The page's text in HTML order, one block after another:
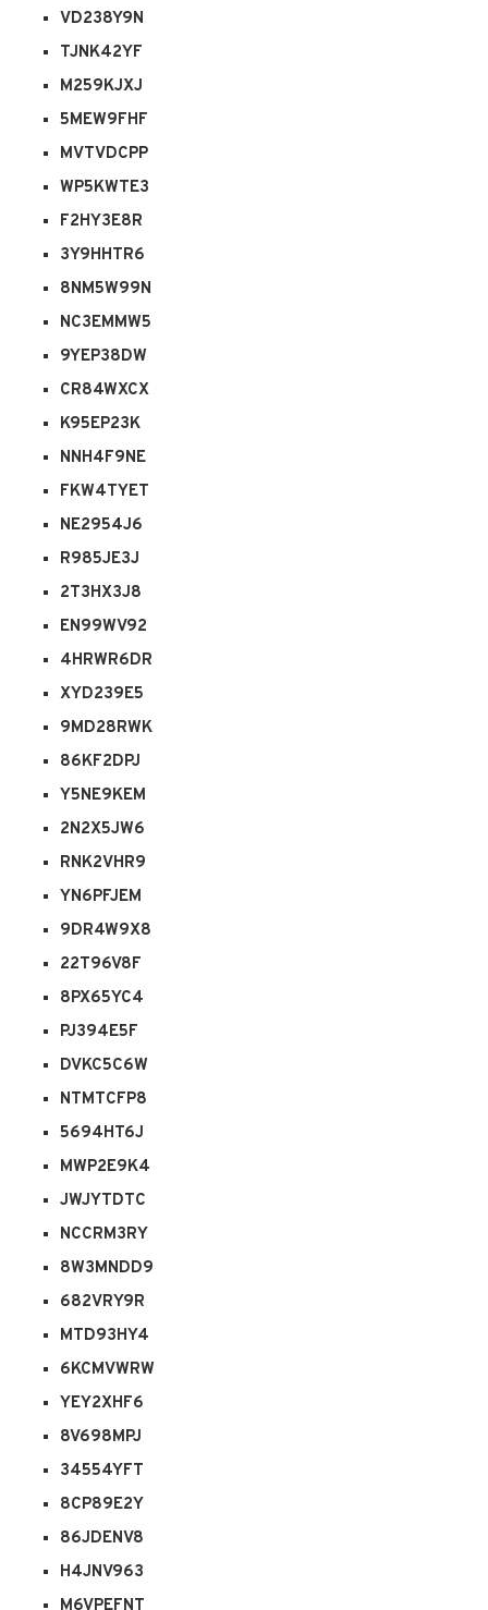
VD238Y9N
TJNK42YF
M259KJXJ
5MEW9FHF
MVTVDCPP
WP5KWTE3
F2HY3E8R
3Y9HHTR6
8NM5W99N
NC3EMMW5
9YEP38DW
CR84WXCX
K95EP23K
NNH4F9NE
FKW4TYET
NE2954J6
R985JE3J
2T3HX3J8
EN99WV92
4HRWR6DR
XYD239E5
9MD28RWK
86KF2DPJ
Y5NE9KEM
2N2X5JW6
RNK2VHR9
YN6PFJEM
9DR4W9X8
22T96V8F
8PX65YC4
PJ394E5F
DVKC5C6W
NTMTCFP8
5694HT6J
MWP2E9K4
JWJYTDTC
NCCRM3RY
8W3MNDD9
682VRY9R
MTD93HY4
6KCMVWRW
YEY2XHF6
8V698MPJ
34554YFT
8CP89E2Y
86JDENV8
H4JNV963
M6VPEFNT